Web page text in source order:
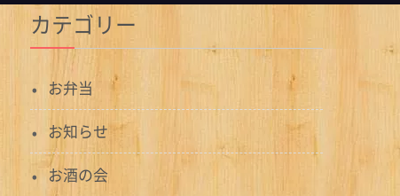
カテゴリー
お弁当
お知らせ
お酒の会